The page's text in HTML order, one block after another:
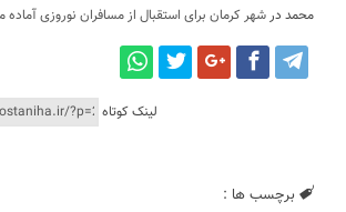
محمد درشهر کرمان برای استقبال از مسافران نوروزی
لینک کوتاه
برچسب ها :